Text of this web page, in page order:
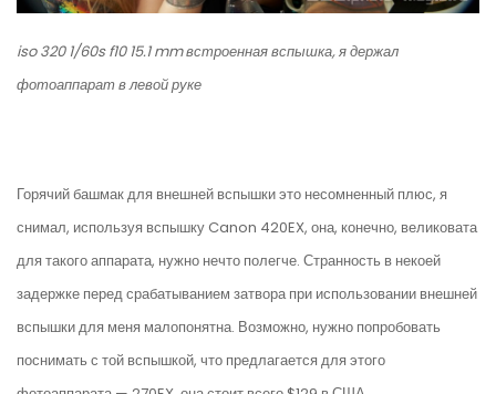
iso 320 1/60s f10 15.1 mm встроенная вспышка, я держал
фотоаппарат в левой руке
Горячий башмак для внешней вспышки это несомненный плюс, я
снимал, используя вспышку Canon 420EX, она, конечно, великовата
для такого аппарата, нужно нечто полегче. Странность в некоей
задержке перед срабатыванием затвора при использовании внешней
вспышки для меня малопонятна. Возможно, нужно попробовать
поснимать с той вспышкой, что предлагается для этого